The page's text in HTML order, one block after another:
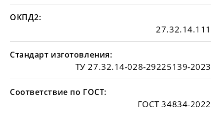
ОКПД2:
27.32.14.111
Стандарт изготовления:
ТУ 27.32.14-028-29225139-2023
Соответствие по ГОСТ:
ГОСТ 34834-2022